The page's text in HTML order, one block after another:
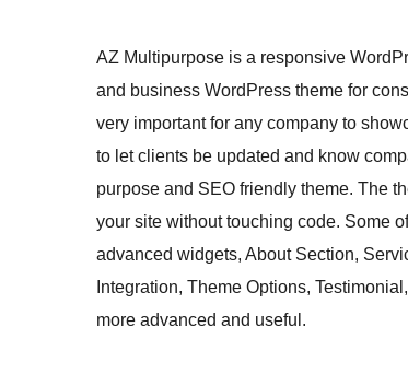
AZ Multipurpose is a responsive
and business WordPress theme for
very important for any company to
to let clients be updated and know
purpose and SEO friendly theme. The
your site without touching code. Some
advanced widgets, About Section,
Integration, Theme Options,
more advanced and useful.